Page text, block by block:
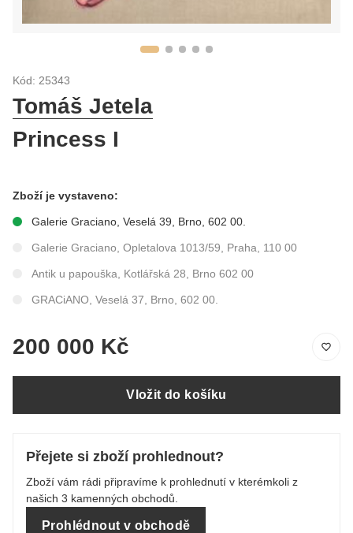
Kód: 25343
Tomáš Jetela
Princess I
Zboží je vystaveno:
Galerie Graciano, Veselá 39, Brno, 602 00.
Galerie Graciano, Opletalova 1013/59, Praha, 110 00
Antik u papouška, Kotlářská 28, Brno 602 00
GRACiANO, Veselá 37, Brno, 602 00.
200 000 Kč
Vložit do košíku
Přejete si zboží prohlednout?
Zboží vám rádi připravíme k prohlednutí v kterémkoli z
našich 3 kamenných obchodů.
Prohlédnout v obchodě